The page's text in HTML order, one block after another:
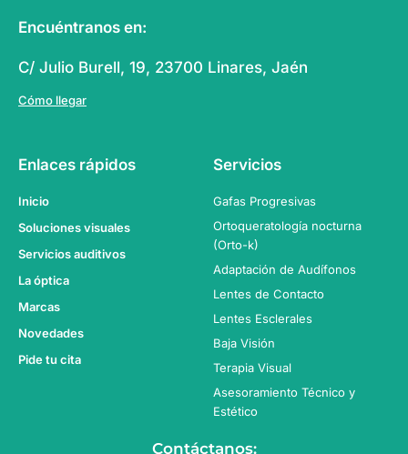
Encuéntranos en:
C/ Julio Burell, 19, 23700 Linares, Jaén
Cómo llegar
Enlaces rápidos
Inicio
Soluciones visuales
Servicios auditivos
La óptica
Marcas
Novedades
Pide tu cita
Servicios
Gafas Progresivas
Ortoqueratología nocturna
(Orto-k)
Adaptación de Audífonos
Lentes de Contacto
Lentes Esclerales
Baja Visión
Terapia Visual
Asesoramiento Técnico y
Estético
Contáctanos: